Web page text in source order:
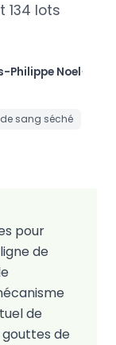
134 lots
Philippe Noel·
sang séché
pour
de
de
gouttes de